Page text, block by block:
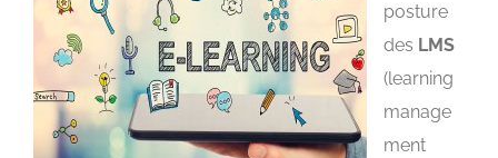
posture
des LMS
(learning
manage
ment